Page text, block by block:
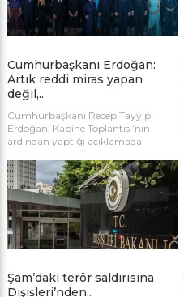
Cumhurbaşkanı Erdoğan:
Artık reddi miras yapan
değil,..
Cumhurbaşkanı Recep Tayyip
Erdoğan, Kabine Toplantısı’nın
ardından yaptığı açıklamada
Liderler Zirvesi’nin Türkiye’nin
uluslararası prestijini güçlendirdiğini
söyledi. Erdoğan, zirvenin
organizasyonundan kültürel
tanıtıma kadar birçok alanda
Türkiye’nin başarısını ortaya
koyduğunu belirterek, “Ankara’nın
tescillenmiştir.” dedi.
Şam’daki terör saldırısına
Dışişleri’nden..